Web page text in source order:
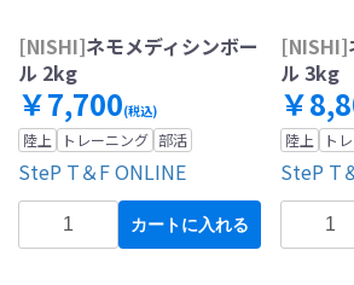
[NISHI]ネモメディシンボー
ル 2kg
￥7,700(税込)
陸上 トレーニング 部活
SteP T＆F ONLINE
カートに入れる
[NISHI]
ル 3kg
￥
陸上 ト
SteP T